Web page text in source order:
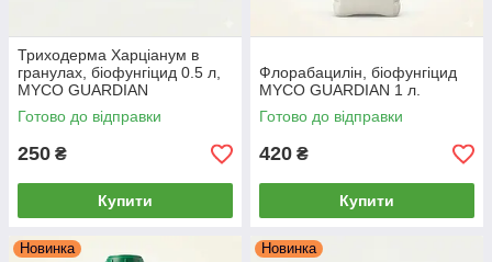
Триходерма Харціанум в
гранулах, біофунгіцид 0.5 л,
MYCO GUARDIAN
Готово до відправки
250 ₴
Купити
Флорабацилін, біофунгіцид
MYCO GUARDIAN 1 л.
Готово до відправки
420 ₴
Купити
Новинка Новинка